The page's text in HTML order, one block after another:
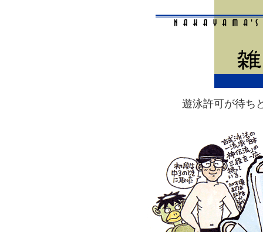
遊泳許可が待ち